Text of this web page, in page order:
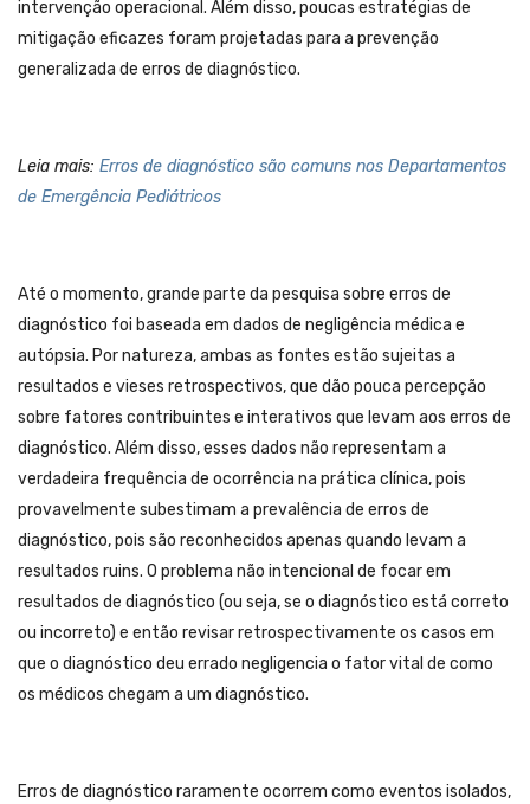
intervenção operacional. Além disso, poucas estratégias de
mitigação eficazes foram projetadas para a prevenção
generalizada de erros de diagnóstico.
Leia mais: Erros de diagnóstico são comuns nos Departamentos
de Emergência Pediátricos
Até o momento, grande parte da pesquisa sobre erros de
diagnóstico foi baseada em dados de negligência médica e
autópsia. Por natureza, ambas as fontes estão sujeitas a
resultados e vieses retrospectivos, que dão pouca percepção
sobre fatores contribuintes e interativos que levam aos erros de
diagnóstico. Além disso, esses dados não representam a
verdadeira frequência de ocorrência na prática clínica, pois
provavelmente subestimam a prevalência de erros de
diagnóstico, pois são reconhecidos apenas quando levam a
resultados ruins. O problema não intencional de focar em
resultados de diagnóstico (ou seja, se o diagnóstico está correto
ou incorreto) e então revisar retrospectivamente os casos em
que o diagnóstico deu errado negligencia o fator vital de como
os médicos chegam a um diagnóstico.
Erros de diagnóstico raramente ocorrem como eventos isolados,